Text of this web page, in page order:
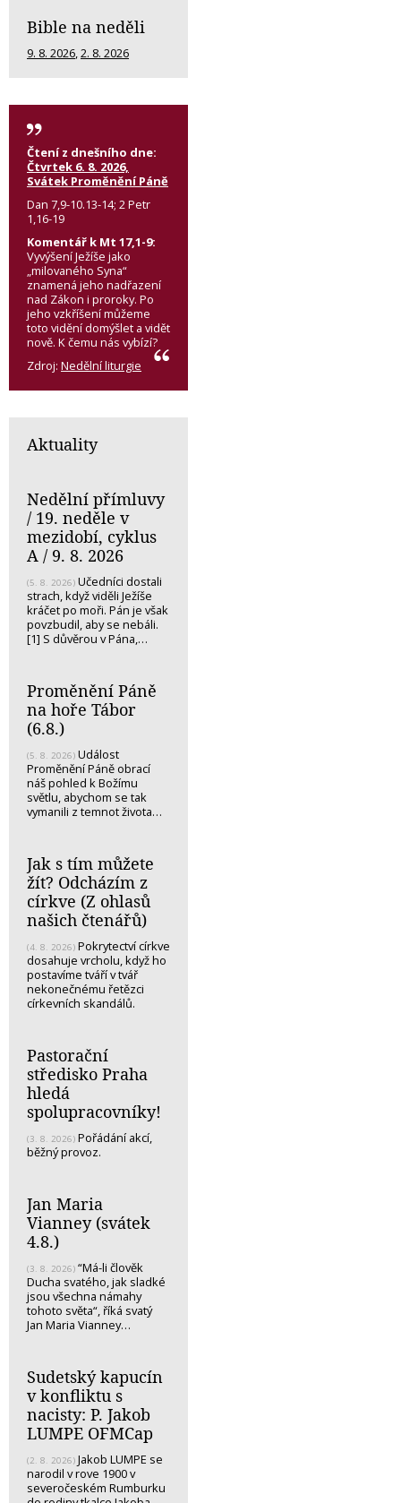
Bible na neděli
9. 8. 2026,2. 8. 2026
Čtení z dnešního dne:
Čtvrtek 6. 8. 2026,
Svátek Proměnění Páně
Dan 7,9-10.13-14; 2 Petr
1,16-19
Komentář k Mt 17,1-9:
Vyvýšení Ježíše jako
„milovaného Syna“
znamená jeho nadřazení
nad Zákon i proroky. Po
jeho vzkříšení můžeme
toto vidění domýšlet a vidět
nově. K čemu nás vybízí?
Zdroj: Nedělní liturgie
Aktuality
Nedělní přímluvy
/ 19. neděle v
mezidobí, cyklus
A / 9. 8. 2026
(5. 8. 2026) Učedníci dostali
strach, když viděli Ježíše
kráčet po moři. Pán je však
povzbudil, aby se nebáli.
[1] S důvěrou v Pána,…
Proměnění Páně
na hoře Tábor
(6.8.)
(5. 8. 2026) Událost
Proměnění Páně obrací
náš pohled k Božímu
světlu, abychom se tak
vymanili z temnot života…
Jak s tím můžete
žít? Odcházím z
církve (Z ohlasů
našich čtenářů)
(4. 8. 2026) Pokrytectví církve
dosahuje vrcholu, když ho
postavíme tváří v tvář
nekonečnému řetězci
církevních skandálů.
Pastorační
středisko Praha
hledá
spolupracovníky!
(3. 8. 2026) Pořádání akcí,
běžný provoz.
Jan Maria
Vianney (svátek
4.8.)
(3. 8. 2026) “Má-li člověk
Ducha svatého, jak sladké
jsou všechna námahy
tohoto světa“, říká svatý
Jan Maria Vianney…
Sudetský kapucín
v konfliktu s
nacisty: P. Jakob
LUMPE OFMCap
(2. 8. 2026) Jakob LUMPE se
narodil v rove 1900 v
severočeském Rumburku